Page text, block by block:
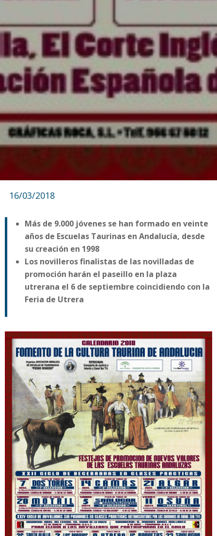
16/03/2018
Más de 9.000 jóvenes se han formado en veinte
años de Escuelas Taurinas en Andalucía, desde
su creación en 1998
Los novilleros finalistas de las novilladas de
promoción harán el paseillo en la plaza
utrerana el 6 de septiembre coincidiendo con la
Feria de Utrera